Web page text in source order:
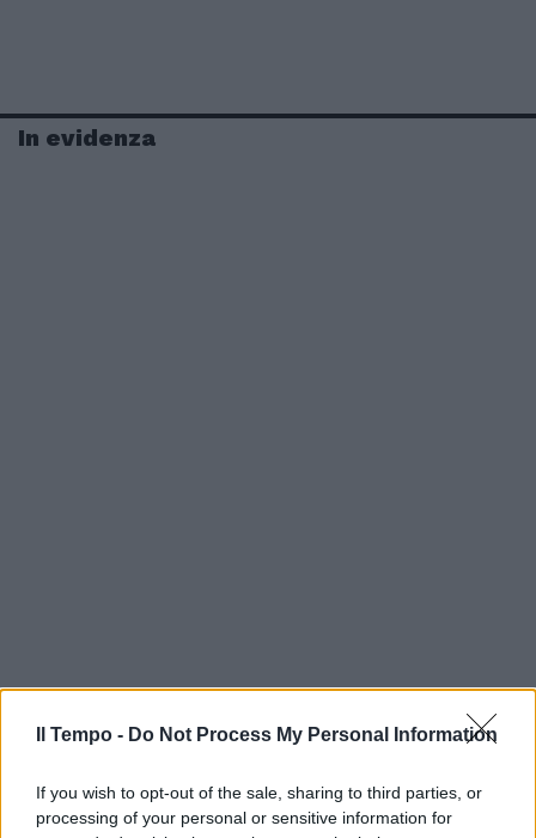
Il Tempo - Do Not Process My Personal Information
If you wish to opt-out of the sale, sharing to third parties, or
processing of your personal or sensitive information for
In evidenza